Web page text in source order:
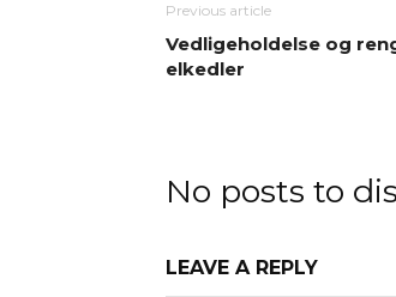
Previous article
Vedligeholdelse og
elkedler
No posts to
LEAVE A REPLY